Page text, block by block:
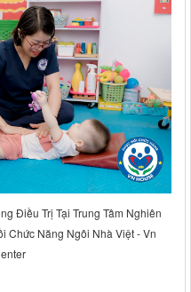
Điều Trị Tại Trung Tâm Nghiên
Chức Năng Ngôi Nhà Việt - Vn